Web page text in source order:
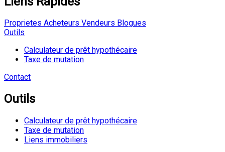
Proprietes Acheteurs Vendeurs Blogues
Outils
Calculateur de prêt hypothécaire
Taxe de mutation
Contact
Outils
Calculateur de prêt hypothécaire
Taxe de mutation
Liens immobiliers